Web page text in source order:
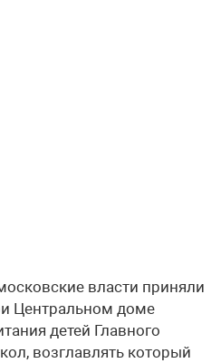
власти приняли
Центральном доме
детей Главного
возглавлять который